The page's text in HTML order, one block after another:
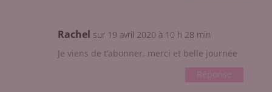
Rachel sur 19 avril 2020 à 10 h 28 min
Je viens de t’abonner, merci et belle journée
Réponse